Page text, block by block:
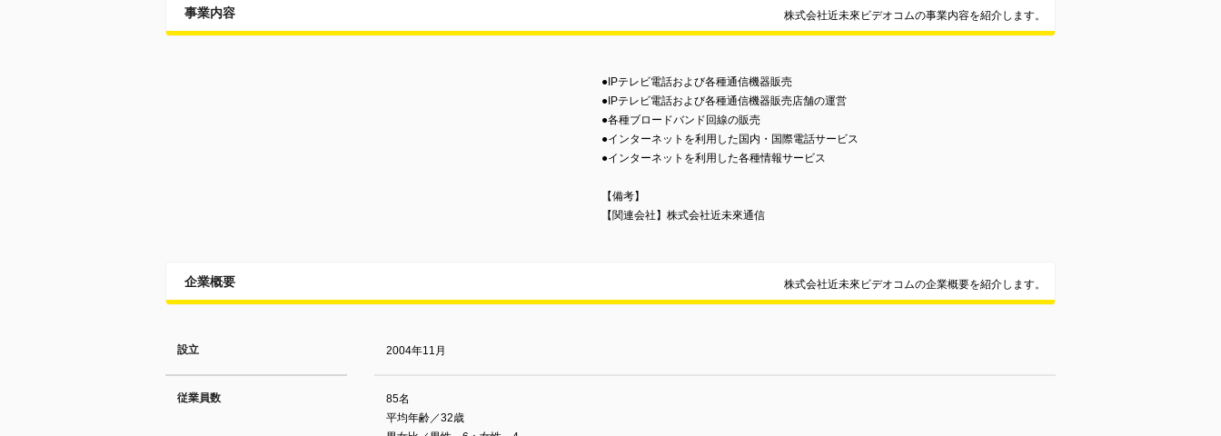
事業内容 株式会社近未來ビデオコムの事業内容を紹介します。
●IPテレビ電話および各種通信機器販売
●IPテレビ電話および各種通信機器販売店舗の運営
●各種ブロードバンド回線の販売
●インターネットを利用した国内・国際電話サービス
●インターネットを利用した各種情報サービス
【備考】
【関連会社】株式会社近未來通信
企業概要 株式会社近未來ビデオコムの企業概要を紹介します。
設立 2004年11月
従業員数
85名
平均年齢／32歳